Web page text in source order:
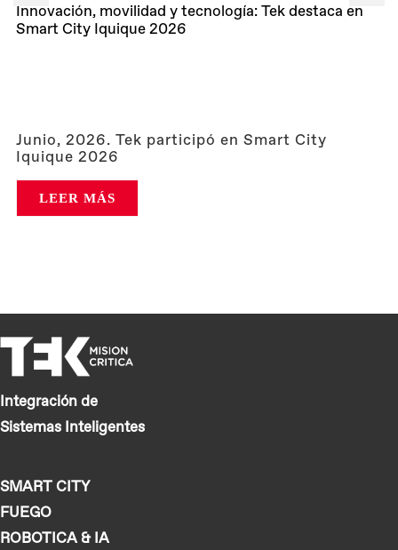
Innovación, movilidad y tecnología: Tek destaca en
Smart City Iquique 2026
Junio, 2026. Tek participó en Smart City
Iquique 2026
LEER MÁS
Integración de
Sistemas Inteligentes
SMART CITY
FUEGO
ROBOTICA & IA